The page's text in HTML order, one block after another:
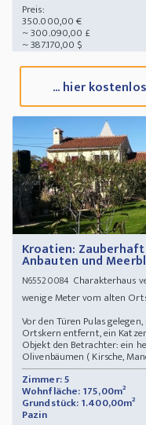
Preis:
350.000,00 €
~ 300.090,00 £
~ 387.170,00 $
... hier
Kroatien:
Anbauten und
N65520084Charakterhaus
wenige Meter vom alten
Vor den Türen Pulas
Ortskern entfernt, ein
Objekt den Betrachter: ein
Olivenbäumen ( Kirsche,
Zimmer: 5
Wohnfläche: 175,00m²
Grundstück: 1.400,00m²
Pazin